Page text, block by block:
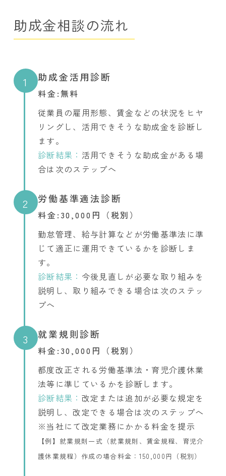
助成金相談の流れ
1 助成金活用診断
料金:無料
従業員の雇用形態、賃金などの状況をヒヤ
リングし、活用できそうな助成金を診断し
ます。
診断結果： 活用できそうな助成金がある場
合は次のステップへ
2 労働基準適法診断
料金:30,000円（税別）
勤怠管理、給与計算などが労働基準法に準
じて適正に運用できているかを診断しま
す。
診断結果： 今後見直しが必要な取り組みを
説明し、取り組みできる場合は次のステッ
プへ
3 就業規則診断
料金:30,000円（税別）
都度改正される労働基準法・育児介護休業
法等に準じているかを診断します。
診断結果： 改定または追加が必要な規定を
説明し、改定できる場合は次のステップへ
※当社にて改定業務にかかる料金を提示
【例】就業規則一式（就業規則、賃金規程、育児介
護休業規程）作成の場合料金：150,000円（税別）